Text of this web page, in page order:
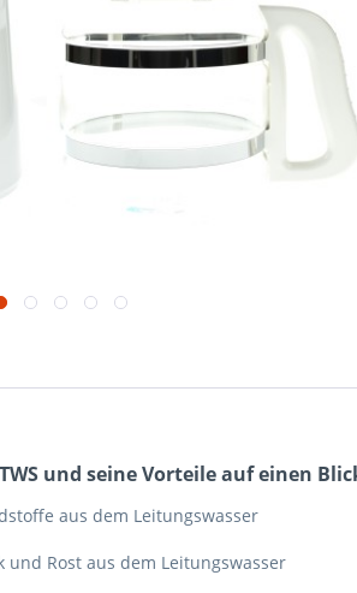
und seine Vorteile auf einen
aus dem Leitungswasser
und Rost aus dem Leitungswasser